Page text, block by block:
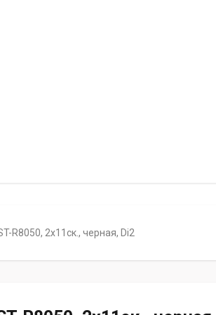
R8050, 2х11ск., черная, Di2